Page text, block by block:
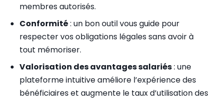
membres autorisés.
Conformité: un bon outil vous guide pour
respecter vos obligations légales sans avoir à
tout mémoriser.
Valorisation des avantages salariés: une
plateforme intuitive améliore l’expérience des
bénéficiaires et augmente le taux d’utilisation des